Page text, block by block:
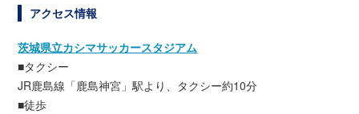
アクセス情報
茨城県立カシマサッカースタジアム
■タクシー
JR鹿島線「鹿島神宮」駅より、タクシー約10分
■徒歩